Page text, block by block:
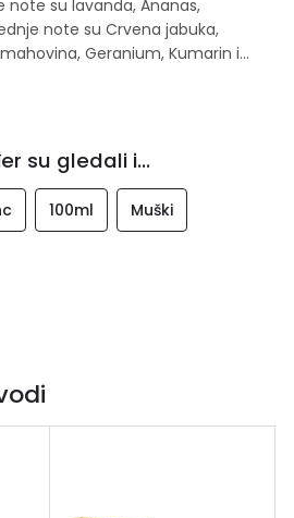
note su lavanda, Ananas,
note su Crvena jabuka,
Geranium, Kumarin i
su gledali i...
100ml Muški